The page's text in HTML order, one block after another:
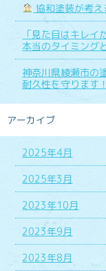
協和塗装が考
「見た目はキレ
本当のタイミング
神奈川県綾瀬市の
耐久性を守ります！
アーカイブ
2025年4月
2025年3月
2023年10月
2023年9月
2023年8月